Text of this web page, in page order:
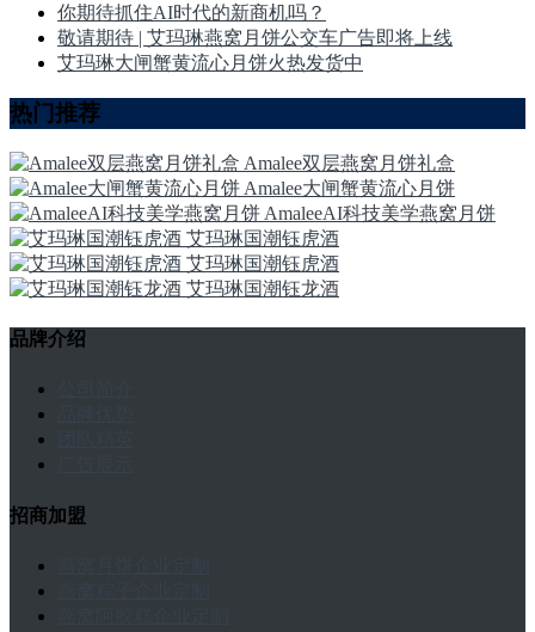
你期待抓住AI时代的新商机吗？
敬请期待 | 艾玛琳燕窝月饼公交车广告即将上线
艾玛琳大闸蟹黄流心月饼火热发货中
热门推荐
Amalee双层燕窝月饼礼盒
Amalee大闸蟹黄流心月饼
AmaleeAI科技美学燕窝月饼
艾玛琳国潮钰虎酒
艾玛琳国潮钰虎酒
艾玛琳国潮钰龙酒
品牌介绍
招商加盟